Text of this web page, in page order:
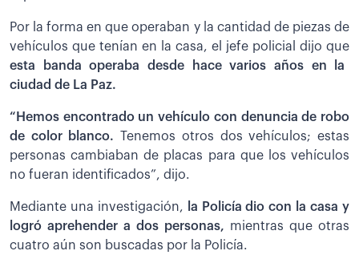
Por la forma en que operaban y la cantidad de piezas de
vehículos que tenían en la casa, el jefe policial dijo que
esta banda operaba desde hace varios años en la
ciudad de La Paz.
“Hemos encontrado un vehículo con denuncia de robo
de color blanco. Tenemos otros dos vehículos; estas
personas cambiaban de placas para que los vehículos
no fueran identificados”, dijo.
Mediante una investigación, la Policía dio con la casa y
logró aprehender a dos personas, mientras que otras
cuatro aún son buscadas por la Policía.